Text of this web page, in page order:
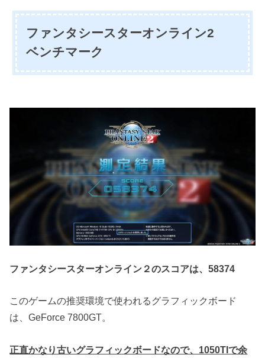
ファンタシースターオンライン2
ベンチマーク
ファンタシースターオンライン２のスコアは、58374
このゲームの推奨環境で使われるグラフィックボード
は、GeForce 7800GT。
正直かなり古いグラフィックボードなので、1050TIで余